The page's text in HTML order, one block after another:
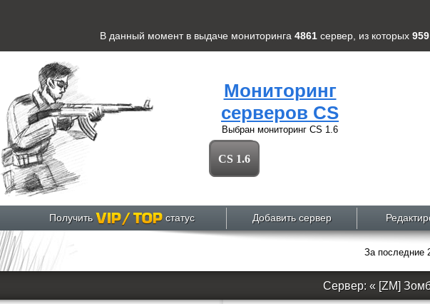
В данный момент в выдаче мониторинга 4861 сервер , из которых 959
Мониторинг
серверов CS
Выбран мониторинг CS 1.6
CS 1.6
Получить статус Добавить сервер
За последние
Сервер: « [ZM]